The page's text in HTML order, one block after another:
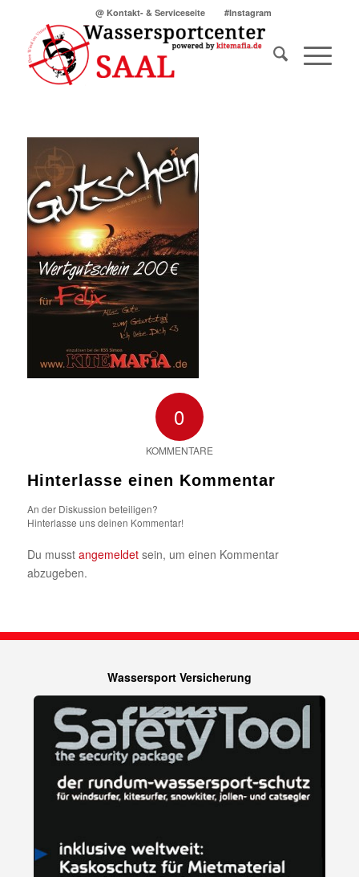
@ Kontakt- & Serviceseite #Instagram
0
KOMMENTARE
Hinterlasse einen Kommentar
An der Diskussion beteiligen?
Hinterlasse uns deinen Kommentar!
Du musst angemeldetsein, um einen Kommentar
abzugeben.
Wassersport Versicherung